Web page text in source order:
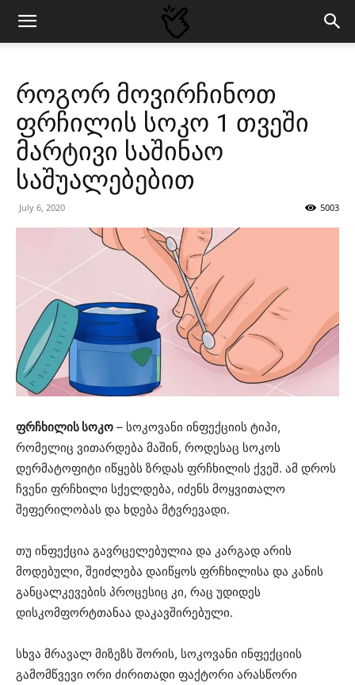
როგორ მოვირჩინოთ
ფრჩილის სოკო 1 თვეში
მარტივი საშინაო
საშუალებებით
July 6, 2020 5003
ფრჩხილის სოკო – სოკოვანი ინფექციის ტიპი,
რომელიც ვითარდება მაშინ, როდესაც სოკოს
დერმატოფიტი იწყებს ზრდას ფრჩხილის ქვეშ. ამ დროს
ჩვენი ფრჩხილი სქელდება, იძენს მოყვითალო
შეფერილობას და ხდება მტვრევადი.
თუ ინფექცია გავრცელებულია და კარგად არის
მოდებული, შეიძლება დაიწყოს ფრჩხილისა და კანის
განცალკევების პროცესიც კი, რაც უდიდეს
დისკომფორტთანაა დაკავშირებული.
სხვა მრავალ მიზეზს შორის, სოკოვანი ინფექციის
გამომწვევი ორი ძირითადი ფაქტორი არასწორი